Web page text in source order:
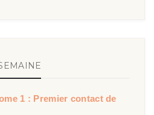
1 : Premier contact de